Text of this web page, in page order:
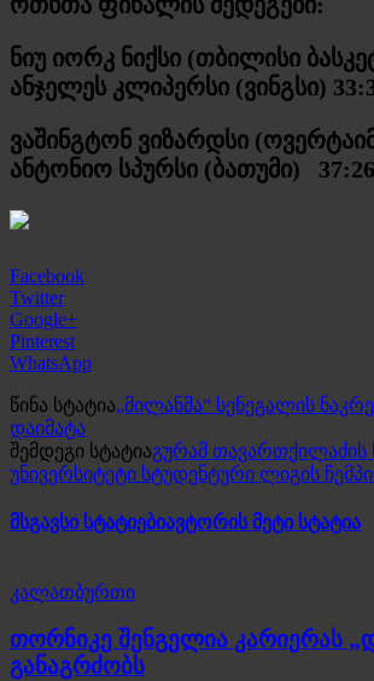
ნიუ იორკ ნიქსი (თბილისი
ანჯელეს კლიპერსი (ვინგსი)
ვაშინგტონ ვიზარდსი
ანტონიო სპურსი (ბათუმი) 37:26
Facebook
Twitter
Google+
Pinterest
WhatsApp
წინა სტატია„მილანმა“ სენეგალის
დაიმატა
შემდეგი სტატიაგურამ თავართქილაძის
უნივერსიტეტი სტუდენტური ლიგის
მსგავსი სტატიებიავტორის მეტი სტატია
კალათბურთი
თორნიკე შენგელია კარიერას
განაგრძობს